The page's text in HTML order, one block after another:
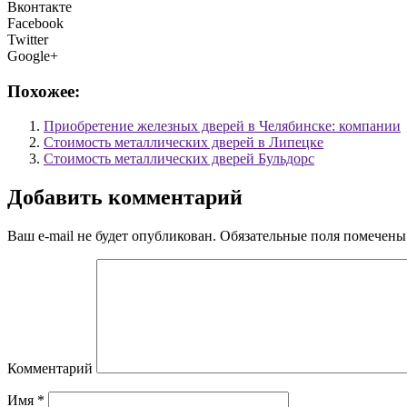
Вконтакте
Facebook
Twitter
Google+
Похожее:
Приобретение железных дверей в Челябинске: компании
Стоимость металлических дверей в Липецке
Стоимость металлических дверей Бульдорс
Добавить комментарий
Ваш e-mail не будет опубликован. Обязательные поля
Комментарий
Имя *